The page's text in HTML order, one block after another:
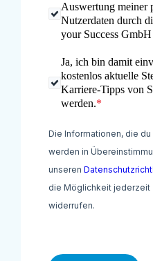
Auswertung meiner
Nutzerdaten durch
your Success
Ja, ich bin damit
kostenlos aktuelle
Karriere-Tipps von
werden.*
Die Informationen, die
werden in
unseren
die Möglichkeit jederzeit
widerrufen.